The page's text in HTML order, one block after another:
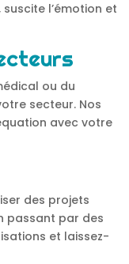
l’émotion et
ou du
secteur. Nos
avec votre
des projets
passant par des
et laissez-